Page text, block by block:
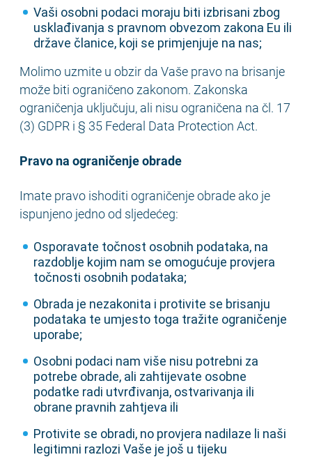
Vaši osobni podaci moraju biti izbrisani zbog
usklađivanja s pravnom obvezom zakona Eu ili
države članice, koji se primjenjuje na nas;
Molimo uzmite u obzir da Vaše pravo na brisanje
može biti ograničeno zakonom. Zakonska
ograničenja uključuju, ali nisu ograničena na čl. 17
(3) GDPR i § 35 Federal Data Protection Act.
Pravo na ograničenje obrade
Imate pravo ishoditi ograničenje obrade ako je
ispunjeno jedno od sljedećeg:
Osporavate točnost osobnih podataka, na
razdoblje kojim nam se omogućuje provjera
točnosti osobnih podataka;
Obrada je nezakonita i protivite se brisanju
podataka te umjesto toga tražite ograničenje
uporabe;
Osobni podaci nam više nisu potrebni za
potrebe obrade, ali zahtijevate osobne
podatke radi utvrđivanja, ostvarivanja ili
obrane pravnih zahtjeva ili
Protivite se obradi, no provjera nadilaze li naši
legitimni razlozi Vaše je još u tijeku